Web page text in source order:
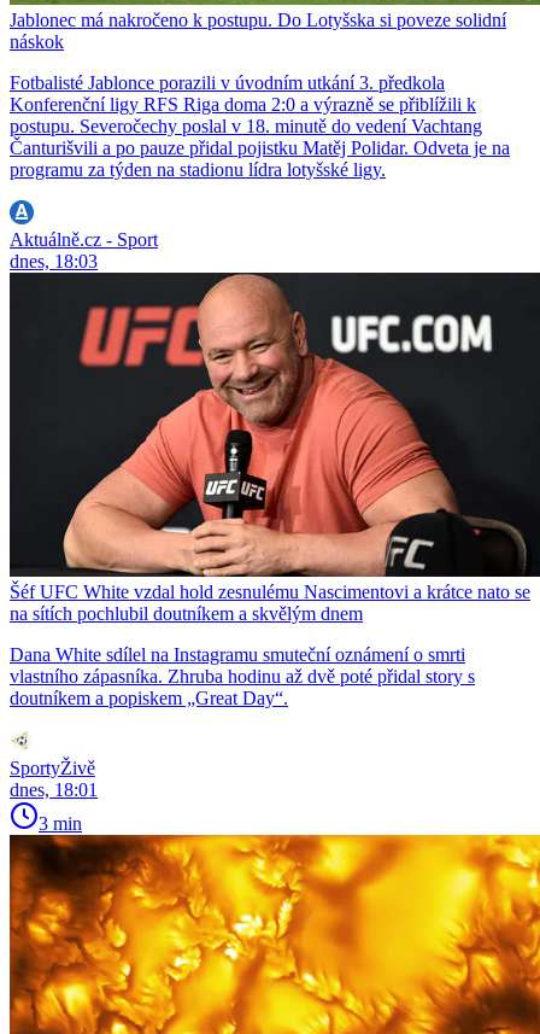
Jablonec má nakročeno k postupu. Do Lotyšska si poveze solidní
náskok
Fotbalisté Jablonce porazili v úvodním utkání 3. předkola
Konferenční ligy RFS Riga doma 2:0 a výrazně se přiblížili k
postupu. Severočechy poslal v 18. minutě do vedení Vachtang
Čanturišvili a po pauze přidal pojistku Matěj Polidar. Odveta je na
programu za týden na stadionu lídra lotyšské ligy.
Aktuálně.cz - Sport
dnes, 18:03
Šéf UFC White vzdal hold zesnulému Nascimentovi a krátce nato se
na sítích pochlubil doutníkem a skvělým dnem
Dana White sdílel na Instagramu smuteční oznámení o smrti
vlastního zápasníka. Zhruba hodinu až dvě poté přidal story s
doutníkem a popiskem „Great Day“.
SportyŽivě
dnes, 18:01
3 min